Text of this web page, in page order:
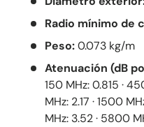
Radio mínimo de
Peso:0.073 kg/m
Atenuación (dB
150 MHz: 0.815 ·
MHz: 2.17 · 1500
MHz: 3.52 · 5800